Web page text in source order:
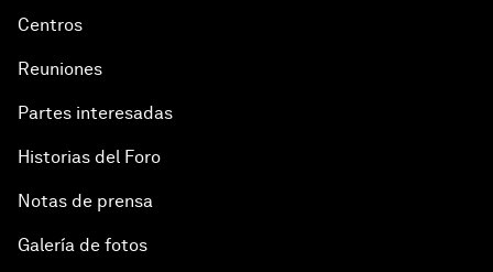
Centros
Reuniones
Partes interesadas
Historias del Foro
Notas de prensa
Galería de fotos